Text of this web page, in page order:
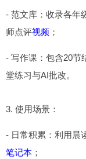
- 范文库：收录各年
师点评视频 ；
- 写作课：包含20节
堂练习与AI批改。
3. 使用场景：
- 日常积累：利用晨
笔记本 ；